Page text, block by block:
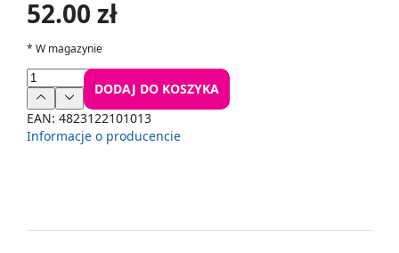
52.00 zł
* W magazynie
DODAJ DO KOSZYKA
EAN: 4823122101013
Informacje o producencie